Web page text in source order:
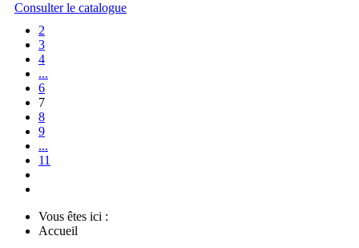
Consulter le catalogue
2
3
4
...
6
7
8
9
...
11
Vous êtes ici :
Accueil